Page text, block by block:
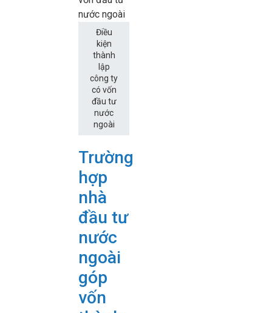
Điều
kiện
thành
lập
công ty
có vốn
đầu tư
nước
ngoài
Trường
hợp
nhà
đầu tư
nước
ngoài
góp
vốn